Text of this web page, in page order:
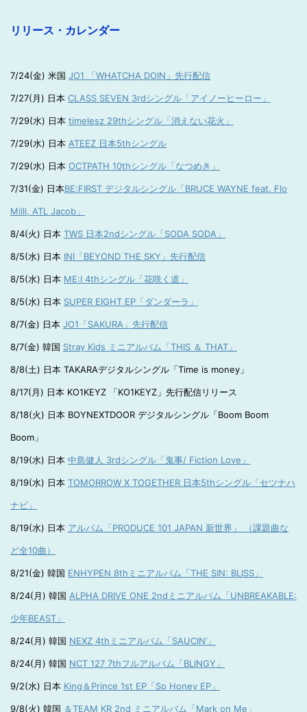
リリース・カレンダー
7/24(金) 米国 JO1 「WHATCHA DOIN」先行配信
7/27(月) 日本 CLASS SEVEN 3rdシングル「アイノーヒーロー」
7/29(水) 日本 timelesz 29thシングル「消えない花火」
7/29(水) 日本 ATEEZ 日本5thシングル
7/29(水) 日本 OCTPATH 10thシングル「なつめき」
7/31(金) 日本BE:FIRST デジタルシングル「BRUCE WAYNE feat. Flo
Milli, ATL Jacob」
8/4(火) 日本 TWS 日本2ndシングル「SODA SODA」
8/5(水) 日本 INI「BEYOND THE SKY」先行配信
8/5(水) 日本 ME:I 4thシングル「花咲く道」
8/5(水) 日本 SUPER EIGHT EP「ダンダーラ」
8/7(金) 日本 JO1「SAKURA」先行配信
8/7(金) 韓国 Stray Kids ミニアルバム「THIS ＆ THAT」
8/8(土) 日本 TAKARAデジタルシングル「Time is money」
8/17(月) 日本 KO1KEYZ 「KO1KEYZ」先行配信リリース
8/18(火) 日本 BOYNEXTDOOR デジタルシングル「Boom Boom
Boom」
8/19(水) 日本 中島健人 3rdシングル「鬼事/ Fiction Love」
8/19(水) 日本 TOMORROW X TOGETHER 日本5thシングル「セツナハ
ナビ」
8/19(水) 日本 アルバム「PRODUCE 101 JAPAN 新世界」 （課題曲な
ど全10曲）
8/21(金) 韓国 ENHYPEN 8thミニアルバム「THE SIN: BLISS」
8/24(月) 韓国 ALPHA DRIVE ONE 2ndミニアルバム「UNBREAKABLE:
少年BEAST」
8/24(月) 韓国 NEXZ 4thミニアルバム「SAUCIN’」
8/24(月) 韓国 NCT 127 7thフルアルバム「BLINGY」
9/2(水) 日本 King＆Prince 1st EP「So Honey EP」
9/8(火) 韓国 ＆TEAM KR 2nd ミニアルバム「Mark on Me」